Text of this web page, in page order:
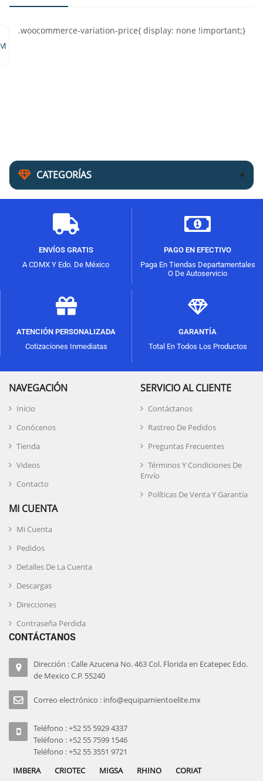
CATEGORÍAS
ENVÍOS GRATIS
A CDMX Y Edo. De México
PAGO EN EFECTIVO
Paga En Tiendas Departamentales
O De Autoservicio
ATENCIÓN PERSONALIZADA
Cotizaciones Inmediatas
GARANTÍA
Total En Todos Los Productos
NAVEGACIÓN
Inicio
Conócenos
Tienda
Videos
Contacto
SERVICIO AL CLIENTE
Contáctanos
Rastreo De Pedidos
Preguntas Frecuentes
Términos Y Condiciones De
Envío
Políticas De Venta Y Garantía
MI CUENTA
Mi Cuenta
Pedidos
Detalles De La Cuenta
Descargas
Direcciones
Contraseña Perdida
CONTÁCTANOS
Dirección : Calle Azucena No. 463 Col. Florida en Ecatepec Edo.
de Mexico C.P. 55240
Correo electrónico : info@equipamientoelite.mx
Teléfono : +52 55 5929 4337
Teléfono : +52 55 7599 1546
Teléfono : +52 55 3551 9721
IMBERA
CRIOTEC MIGSA RHINO
CORIAT